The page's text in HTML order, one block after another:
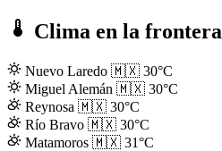
Clima en la frontera
Nuevo Laredo 🇲🇽 30°C
Miguel Alemán 🇲🇽 30°C
Reynosa 🇲🇽 30°C
Río Bravo 🇲🇽 30°C
Matamoros 🇲🇽 31°C